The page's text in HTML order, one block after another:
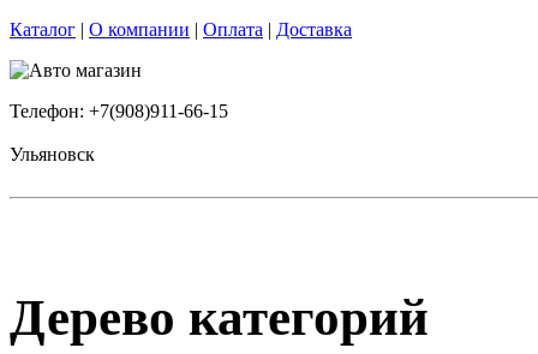
Каталог | О компании | Оплата | Доставка
Телефон: +7(908)911-66-15
Ульяновск
Дерево категорий